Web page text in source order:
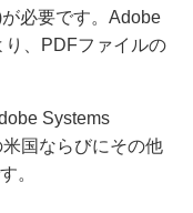
必要です。Adobe
り、PDFファイルの
Systems
国ならびにその他
。